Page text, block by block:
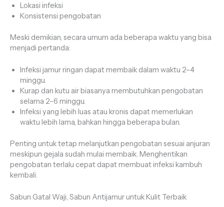
Lokasi infeksi
Konsistensi pengobatan
Meski demikian, secara umum ada beberapa waktu yang bisa
menjadi pertanda:
Infeksi jamur ringan dapat membaik dalam waktu 2–4
minggu.
Kurap dan kutu air biasanya membutuhkan pengobatan
selama 2–6 minggu.
Infeksi yang lebih luas atau kronis dapat memerlukan
waktu lebih lama, bahkan hingga beberapa bulan.
Penting untuk tetap melanjutkan pengobatan sesuai anjuran
meskipun gejala sudah mulai membaik. Menghentikan
pengobatan terlalu cepat dapat membuat infeksi kambuh
kembali.
Sabun Gatal Waji, Sabun Antijamur untuk Kulit Terbaik